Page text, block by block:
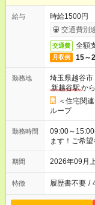
給与
時給1500円
交通費別
交通費 全額
月収例 15～
勤務地
埼玉県越谷市
新越谷駅か
＜住宅関
ループ
勤務時間
09:00～
ます！ご希
期間 2026年09月
特徴 履歴書不要 /